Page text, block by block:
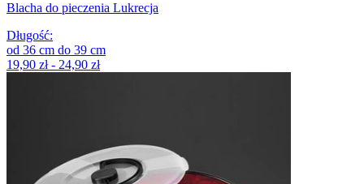
Blacha do pieczenia Lukrecja
Długość:
od 36 cm do 39 cm
19,90 zł - 24,90 zł